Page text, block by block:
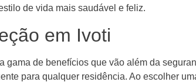
de vida mais saudável e feliz.
em Ivoti
de benefícios que vão além da
para qualquer residência. Ao escolher